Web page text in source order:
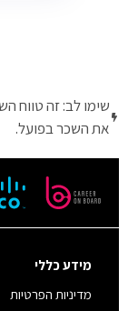
שימו לב: זה טווח
את השכר בפועל.
מידע כללי
מדיניות הפרטיות